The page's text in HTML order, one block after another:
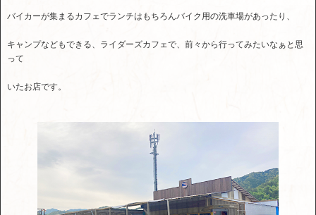
バイカーが集まるカフェでランチはもちろんバイク用の洗車場があったり、
キャンプなどもできる、ライダーズカフェで、前々から行ってみたいなぁと思
って
いたお店です。